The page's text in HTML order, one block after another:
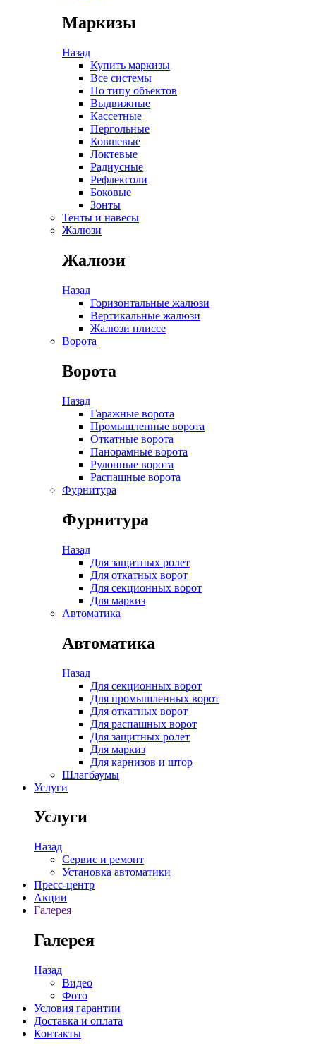
Маркизы
Назад
Купить маркизы
Все системы
По типу объектов
Выдвижные
Кассетные
Пергольные
Ковшевые
Локтевые
Радиусные
Рефлексоли
Боковые
Зонты
Тенты и навесы
Жалюзи
Жалюзи
Назад
Горизонтальные жалюзи
Вертикальные жалюзи
Жалюзи плиссе
Ворота
Ворота
Назад
Гаражные ворота
Промышленные ворота
Откатные ворота
Панорамные ворота
Рулонные ворота
Распашные ворота
Фурнитура
Фурнитура
Назад
Для защитных ролет
Для откатных ворот
Для секционных ворот
Для маркиз
Автоматика
Автоматика
Назад
Для секционных ворот
Для промышленных ворот
Для откатных ворот
Для распашных ворот
Для защитных ролет
Для маркиз
Для карнизов и штор
Шлагбаумы
Услуги
Услуги
Назад
Сервис и ремонт
Установка автоматики
Пресс-центр
Акции
Галерея
Галерея
Назад
Видео
Фото
Условия гарантии
Доставка и оплата
Контакты